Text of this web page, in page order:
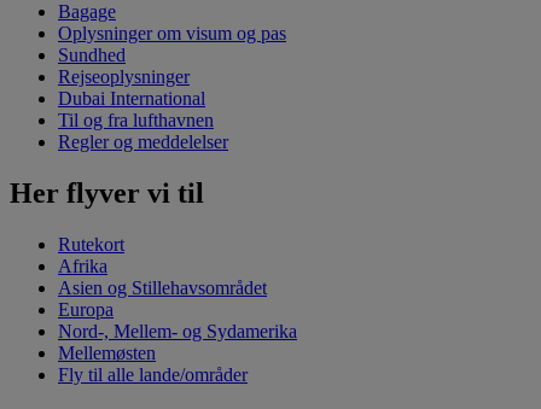
Bagage
Oplysninger om visum og pas
Sundhed
Rejseoplysninger
Dubai International
Til og fra lufthavnen
Regler og meddelelser
Her flyver vi til
Rutekort
Afrika
Asien og Stillehavsområdet
Europa
Nord-, Mellem- og Sydamerika
Mellemøsten
Fly til alle lande/områder